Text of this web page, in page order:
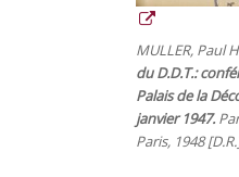
MULLER, Paul
du D.D.T.:
Palais de la
janvier 1947.
Paris, 1948